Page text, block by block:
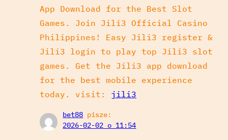
App Download for the Best Slot
Games. Join Jili3 Official Casino
Philippines! Easy Jili3 register &
Jili3 login to play top Jili3 slot
games. Get the Jili3 app download
for the best mobile experience
today. visit: jili3
bet88 pisze:
2026-02-02 o 11:54